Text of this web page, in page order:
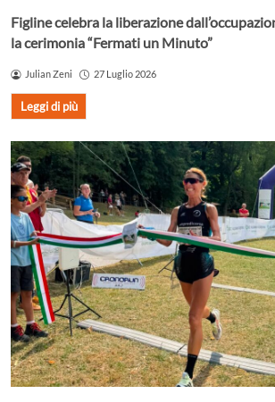
Figline celebra la liberazione
la cerimonia “Fermati un Minuto”
Julian Zeni 27 Luglio 2026
Leggi di più